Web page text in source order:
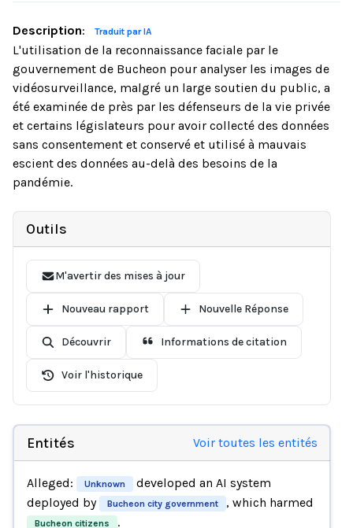
Description: Traduit par IA
L'utilisation de la reconnaissance faciale par le
gouvernement de Bucheon pour analyser les images de
vidéosurveillance, malgré un large soutien du public, a
été examinée de près par les défenseurs de la vie privée
et certains législateurs pour avoir collecté des données
sans consentement et conservé et utilisé à mauvais
escient des données au-delà des besoins de la
pandémie.
Outils
M'avertir des mises à jour
Nouveau rapport Nouvelle Réponse
Découvrir Informations de citation
Voir l'historique
Entités Voir toutes les entités
Alleged: Unknown
developed an AI system
deployed by
Bucheon city government , which harmed
Bucheon citizens .